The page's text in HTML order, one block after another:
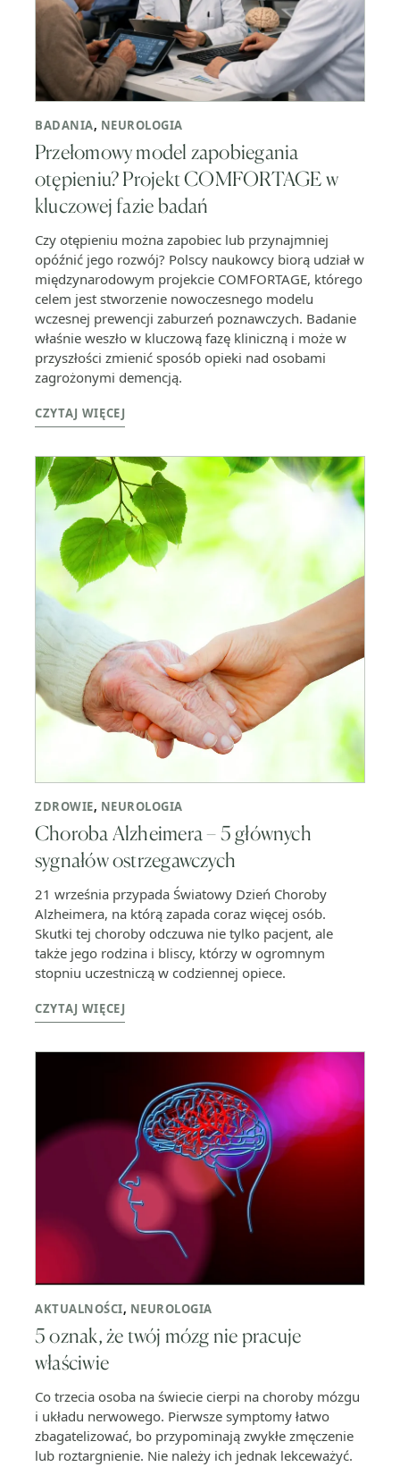
BADANIA, NEUROLOGIA
Przełomowy model zapobiegania
otępieniu? Projekt COMFORTAGE w
kluczowej fazie badań
Czy otępieniu można zapobiec lub przynajmniej
opóźnić jego rozwój? Polscy naukowcy biorą udział w
międzynarodowym projekcie COMFORTAGE, którego
celem jest stworzenie nowoczesnego modelu
wczesnej prewencji zaburzeń poznawczych. Badanie
właśnie weszło w kluczową fazę kliniczną i może w
przyszłości zmienić sposób opieki nad osobami
zagrożonymi demencją.
CZYTAJ WIĘCEJ
ZDROWIE, NEUROLOGIA
Choroba Alzheimera – 5 głównych
sygnałów ostrzegawczych
21 września przypada Światowy Dzień Choroby
Alzheimera, na którą zapada coraz więcej osób.
Skutki tej choroby odczuwa nie tylko pacjent, ale
także jego rodzina i bliscy, którzy w ogromnym
stopniu uczestniczą w codziennej opiece.
CZYTAJ WIĘCEJ
AKTUALNOŚCI, NEUROLOGIA
5 oznak, że twój mózg nie pracuje
właściwie
Co trzecia osoba na świecie cierpi na choroby mózgu
i układu nerwowego. Pierwsze symptomy łatwo
zbagatelizować, bo przypominają zwykłe zmęczenie
lub roztargnienie. Nie należy ich jednak lekceważyć.